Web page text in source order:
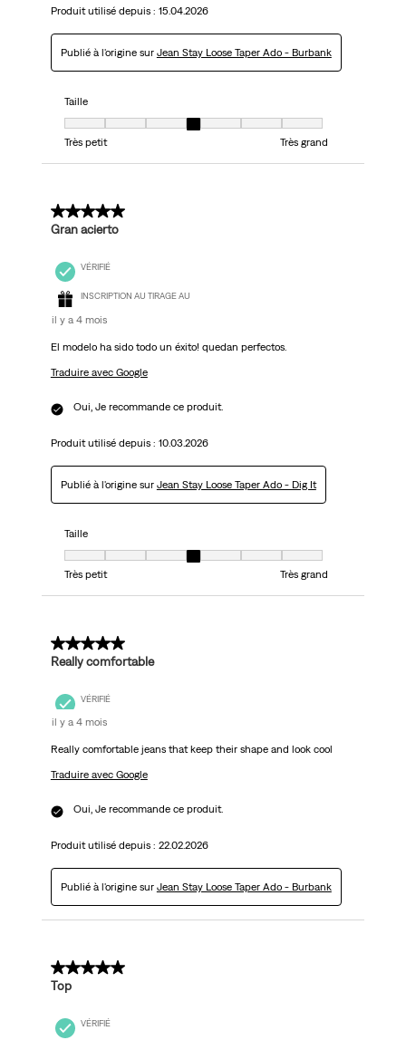
Produit utilisé depuis : 15.04.2026
Publié à l'origine sur Jean Stay Loose Taper Ado - Burbank
Taille
Taille, 4 sur 7, où 1 est égal à Très petit et 7 est égal à Très grand
Très petit
Très grand
5 sur 5 étoiles.
Gran acierto
VÉRIFIÉ
INSCRIPTION AU TIRAGE AU
il y a 4 mois
El modelo ha sido todo un éxito! quedan perfectos.
Traduire avec Google
Oui, Je recommande ce produit.
Produit utilisé depuis : 10.03.2026
Publié à l'origine sur Jean Stay Loose Taper Ado - Dig It
Taille
Taille, 4 sur 7, où 1 est égal à Très petit et 7 est égal à Très grand
Très petit
Très grand
5 sur 5 étoiles.
Really comfortable
VÉRIFIÉ
il y a 4 mois
Really comfortable jeans that keep their shape and look cool
Traduire avec Google
Oui, Je recommande ce produit.
Produit utilisé depuis : 22.02.2026
Publié à l'origine sur Jean Stay Loose Taper Ado - Burbank
5 sur 5 étoiles.
Top
VÉRIFIÉ